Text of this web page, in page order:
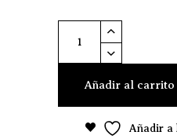
Inframundo
quantityAñadir al carrito
Añadir a